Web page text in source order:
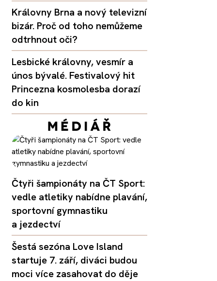
Královny Brna a nový televizní
bizár. Proč od toho nemůžeme
odtrhnout oči?
Lesbické královny, vesmír a
únos bývalé. Festivalový hit
Princezna kosmolesba dorazí
do kin
Čtyři šampionáty na ČT Sport:
vedle atletiky nabídne plavání,
sportovní gymnastiku
a jezdectví
Šestá sezóna Love Island
startuje 7. září, diváci budou
moci více zasahovat do děje